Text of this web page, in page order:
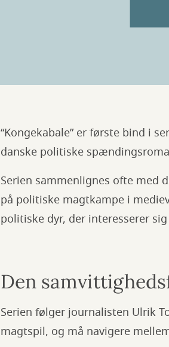
“Kongekabale” er første bind i
danske politiske
Serien sammenlignes ofte med
på politiske magtkampe i
politiske dyr, der interesserer
Den
Serien følger journalisten Ulrik
magtspil, og må navigere